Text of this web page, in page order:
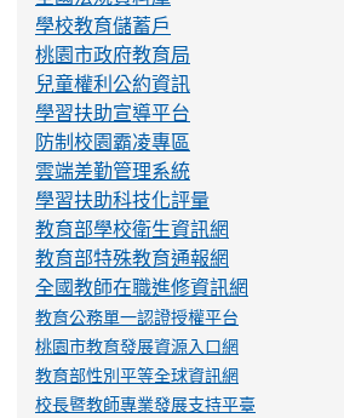
學校教育儲蓄戶
桃園市政府教育局
兒童權利公約資訊
學習扶助宣導平台
防制校園霸凌專區
雲端差勤管理系統
學習扶助科技化評量
教育部學校衛生資訊網
教育部特殊教育通報網
全國教師在職進修資訊網
教育公務單一認證授權平台
桃園市教育發展資源入口網
教育部性別平等全球資訊網
校長暨教師專業發展支持平臺